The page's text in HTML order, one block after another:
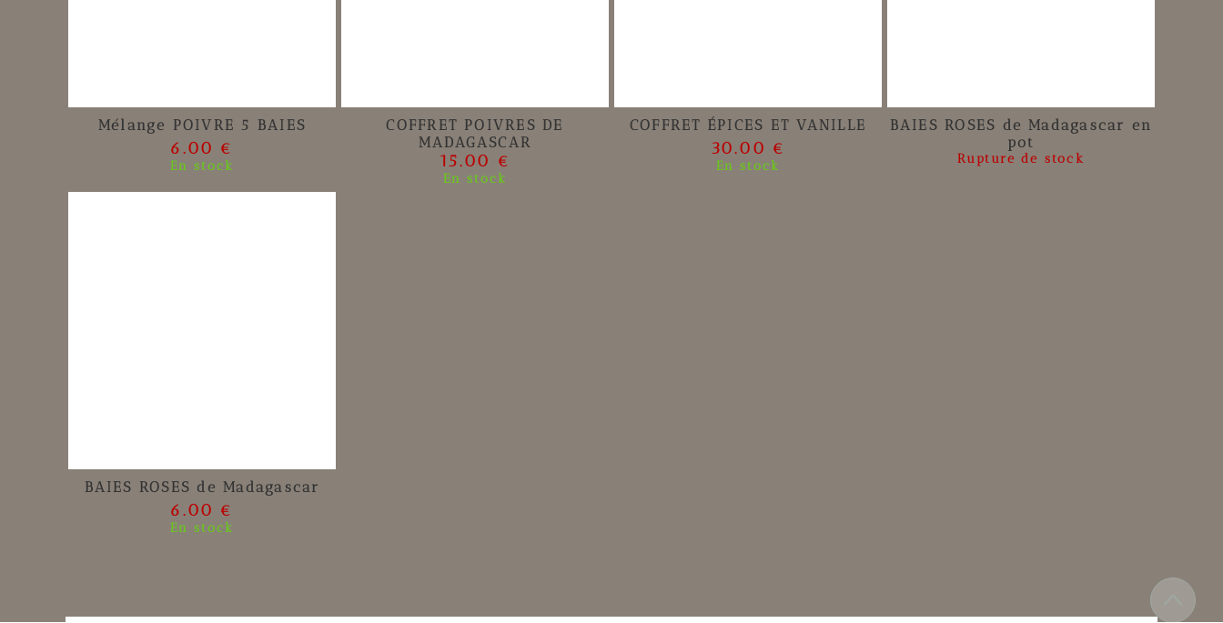
Mélange POIVRE 5 BAIES
6.00 €
En stock
COFFRET POIVRES DE
MADAGASCAR
15.00 €
En stock
COFFRET ÉPICES ET VANILLE
30.00 €
En stock
BAIES ROSES de Madagascar en
pot
Rupture de stock
BAIES ROSES de Madagascar
6.00 €
En stock